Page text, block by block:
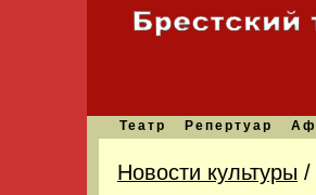
Театр Репертуар
Новости культуры /